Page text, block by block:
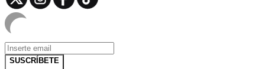
SUSCRÍBETE